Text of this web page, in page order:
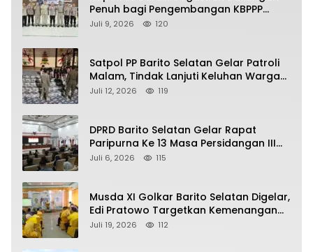
Penuh bagi Pengembangan KBPPP
Kalimantan Tengah
Juli 9, 2026 120
Satpol PP Barito Selatan Gelar Patroli
Malam, Tindak Lanjuti Keluhan Warga
soal Balap Liar dan Remaja Nongkrong
Juli 12, 2026 119
DPRD Barito Selatan Gelar Rapat
Paripurna Ke 13 Masa Persidangan III
Tahun 2026
Juli 6, 2026 115
Musda XI Golkar Barito Selatan Digelar,
Edi Pratowo Targetkan Kemenangan
Partai pada Pemilu Mendatang
Juli 19, 2026 112